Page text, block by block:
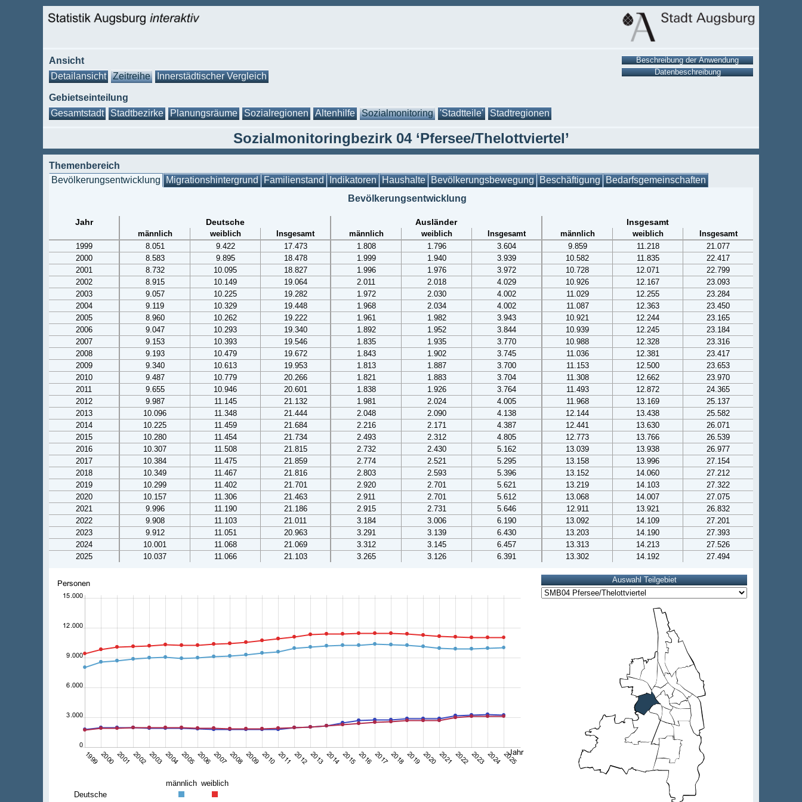
Ansicht
Detailansicht
Zeitreihe Innerstädtischer Vergleich
Gebietseinteilung
Gesamtstadt
Stadtbezirke Planungsräume Sozialregionen Altenhilfe Sozialmonitoring 'Stadtteile' Stadtregionen
Sozialmonitoringbezirk 04 ‘Pfersee/Thelottviertel’
Themenbereich
Bevölkerungsentwicklung Migrationshintergrund Familienstand Indikatoren Haushalte Bevölkerungsbewegung Beschäftigung Bedarfsgemeinschaften
Bevölkerungsentwicklung
Jahr Deutsche Ausländer Insgesamt
männlich weiblich Insgesamt männlich weiblich Insgesamt männlich weiblich
Insgesamt
1999
8.051 9.422 17.473 1.808 1.796 3.604 9.859 11.218
21.077
2000
8.583 9.895 18.478 1.999 1.940 3.939 10.582 11.835
22.417
2001
8.732 10.095 18.827 1.996 1.976 3.972 10.728 12.071
22.799
2002
8.915 10.149 19.064 2.011 2.018 4.029 10.926 12.167
23.093
2003
9.057 10.225 19.282 1.972 2.030 4.002 11.029 12.255
23.284
2004
9.119 10.329 19.448 1.968 2.034 4.002 11.087 12.363
23.450
2005
8.960 10.262 19.222 1.961 1.982 3.943 10.921 12.244
23.165
2006
9.047 10.293 19.340 1.892 1.952 3.844 10.939 12.245
23.184
2007
9.153 10.393 19.546 1.835 1.935 3.770 10.988 12.328
23.316
2008
9.193 10.479 19.672 1.843 1.902 3.745 11.036 12.381
23.417
2009
9.340 10.613 19.953 1.813 1.887 3.700 11.153 12.500
23.653
2010
9.487 10.779 20.266 1.821 1.883 3.704 11.308 12.662
23.970
2011
9.655 10.946 20.601 1.838 1.926 3.764 11.493 12.872
24.365
2012
9.987 11.145 21.132 1.981 2.024 4.005 11.968 13.169
25.137
2013
10.096 11.348 21.444 2.048 2.090 4.138 12.144 13.438
25.582
2014
10.225 11.459 21.684 2.216 2.171 4.387 12.441 13.630
26.071
2015
10.280 11.454 21.734 2.493 2.312 4.805 12.773 13.766
26.539
2016
10.307 11.508 21.815 2.732 2.430 5.162 13.039 13.938
26.977
2017
10.384 11.475 21.859 2.774 2.521 5.295 13.158 13.996
27.154
2018
10.349 11.467 21.816 2.803 2.593 5.396 13.152 14.060
27.212
2019
10.299 11.402 21.701 2.920 2.701 5.621 13.219 14.103
27.322
2020
10.157 11.306 21.463 2.911 2.701 5.612 13.068 14.007
27.075
2021
9.996 11.190 21.186 2.915 2.731 5.646 12.911 13.921
26.832
2022
9.908 11.103 21.011 3.184 3.006 6.190 13.092 14.109
27.201
2023
9.912 11.051 20.963 3.291 3.139 6.430 13.203 14.190
27.393
2024
10.001 11.068 21.069 3.312 3.145 6.457 13.313 14.213
27.526
2025
10.037 11.066 21.103 3.265 3.126 6.391 13.302 14.192 27.494
männlich weiblich
Deutsche